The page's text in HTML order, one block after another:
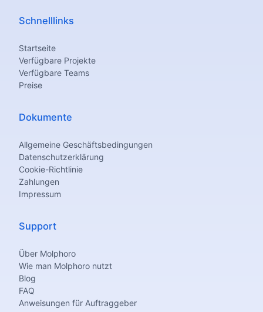
Schnelllinks
Startseite
Verfügbare Projekte
Verfügbare Teams
Preise
Dokumente
Allgemeine Geschäftsbedingungen
Datenschutzerklärung
Cookie-Richtlinie
Zahlungen
Impressum
Support
Über Molphoro
Wie man Molphoro nutzt
Blog
FAQ
Anweisungen für Auftraggeber